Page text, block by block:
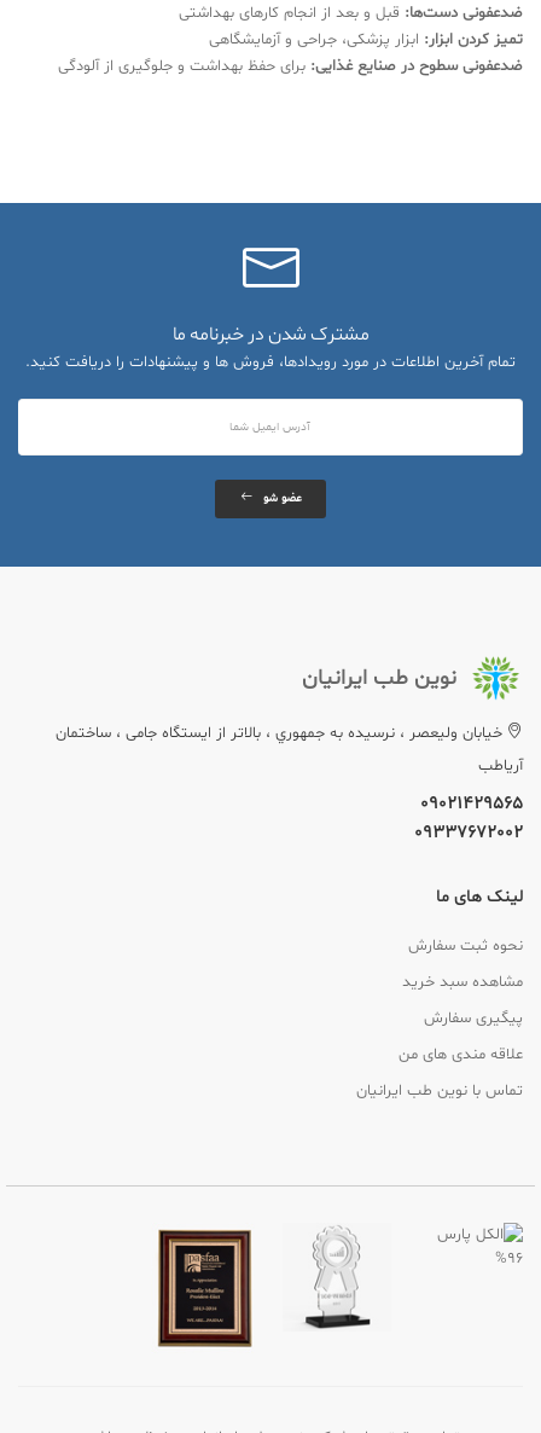
ضدعفونی دست‌ها: قبل و بعد از انجام کارهای بهداشتی
تمیز کردن ابزار: ابزار پزشکی، جراحی و آزمایشگاهی
ضدعفونی سطوح در صنایع غذایی: برای حفظ بهداشت و جلوگیری از آلودگی
مشترک شدن در خبرنامه ما
تمام آخرین اطلاعات در مورد رویدادها، فروش ها و پیشنهادات را دریافت کنید.
عضو شو
نوین طب ایرانیان
خيابان وليعصر ، نرسيده به جمهوري ، بالاتر از ایستگاه جامی ، ساختمان
آریاطب
09021429565
09337672002
لینک های ما
نحوه ثبت سفارش
مشاهده سبد خرید
پیگیری سفارش
علاقه مندی های من
تماس با نوین طب ایرانیان